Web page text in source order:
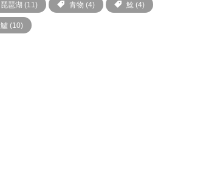
琵琶湖 (11) 青物 (4) 鯰 (4)
鱸 (10)